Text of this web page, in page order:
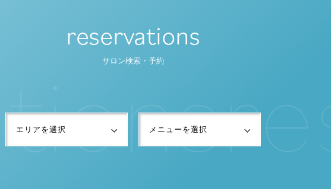
reservations
サロン検索・予約
ionsre